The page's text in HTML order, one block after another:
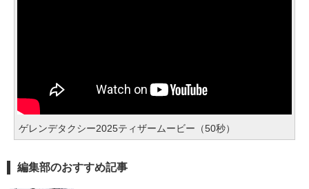
ゲレンデタクシー2025ティザームービー（50秒）
編集部のおすすめ記事